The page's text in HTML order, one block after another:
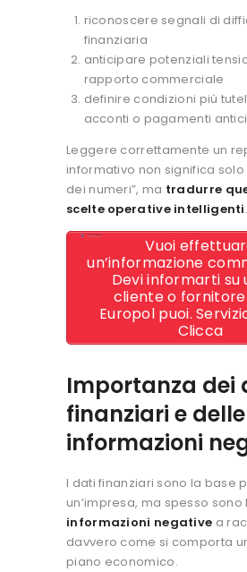
riconoscere segnali di
finanziaria
anticipare potenziali
rapporto commerciale
definire condizioni più
acconti o pagamenti
Leggere correttamente un
informativo non significa solo
dei numeri”, ma tradurre
scelte operative intelligenti.
Vuoi
un’informazione
Devi informarti su
cliente o
Europol puoi.
Clicca
Importanza dei
finanziari e delle
informazioni
I dati finanziari sono la base
un’impresa, ma spesso sono
informazioni negative a
davvero come si comporta
piano economico.